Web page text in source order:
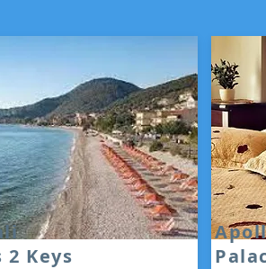
Keys